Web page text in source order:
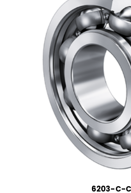
6203-C-